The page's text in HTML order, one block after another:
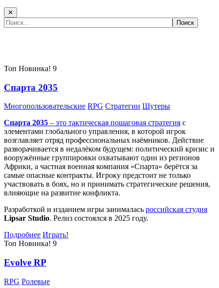
✕
Топ Новинка! 9
Спарта 2035
Многопользовательские RPG Стратегии Шутеры
Спарта 2035 – это тактическая пошаговая стратегия с
элементами глобального управления, в которой игрок
возглавляет отряд профессиональных наёмников. Действие
разворачивается в недалёком будущем: политический кризис и
вооружённые группировки охватывают один из регионов
Африки, а частная военная компания «Спарта» берётся за
самые опасные контракты. Игроку предстоит не только
участвовать в боях, но и принимать стратегические решения,
влияющие на развитие конфликта.
Разработкой и изданием игры занималась российская студия
Lipsar Studio. Релиз состоялся в 2025 году.
Подробнее Играть!
Топ Новинка! 9
Evolve RP
RPG Ролевые